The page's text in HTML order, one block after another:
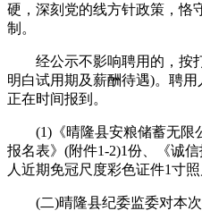
硬，深刻党的线方针政策，恪
制。
经公示不影响聘用的，按打
明白试用期及薪酬待遇)。聘
正在时间报到。
(1)《晴隆县安粮储蓄无限
报名表》(附件1-2)1份、《诚
人近期免冠尺度彩色证件1寸
(二)晴隆县纪委监委对本次